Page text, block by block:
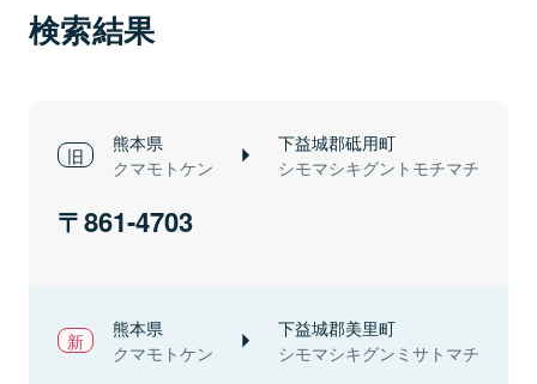
検索結果
熊本県
クマモトケン
下益城郡砥用町
シモマシキグントモチマチ
861-4703
熊本県
クマモトケン
下益城郡美里町
シモマシキグンミサトマチ